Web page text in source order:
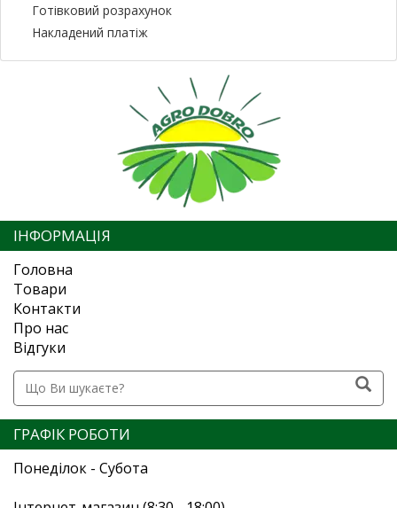
Готівковий розрахунок
Накладений платіж
ІНФОРМАЦІЯ
Головна
Товари
Контакти
Про нас
Відгуки
ГРАФІК РОБОТИ
Понеділок - Субота